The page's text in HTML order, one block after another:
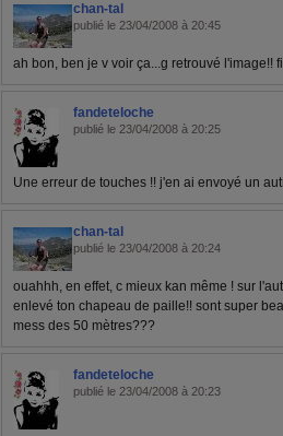
chan-tal
publié le 23/04/2008 à 20:45
ah bon, ben je v voir ça...g retrouvé l'image!!
fandeteloche
publié le 23/04/2008 à 20:25
Une erreur de touches !! j'en ai envoyé un
chan-tal
publié le 23/04/2008 à 20:24
ouahhh, en effet, c mieux kan même ! sur
enlevé ton chapeau de paille!! sont super
mess des 50 mètres???
fandeteloche
publié le 23/04/2008 à 20:23